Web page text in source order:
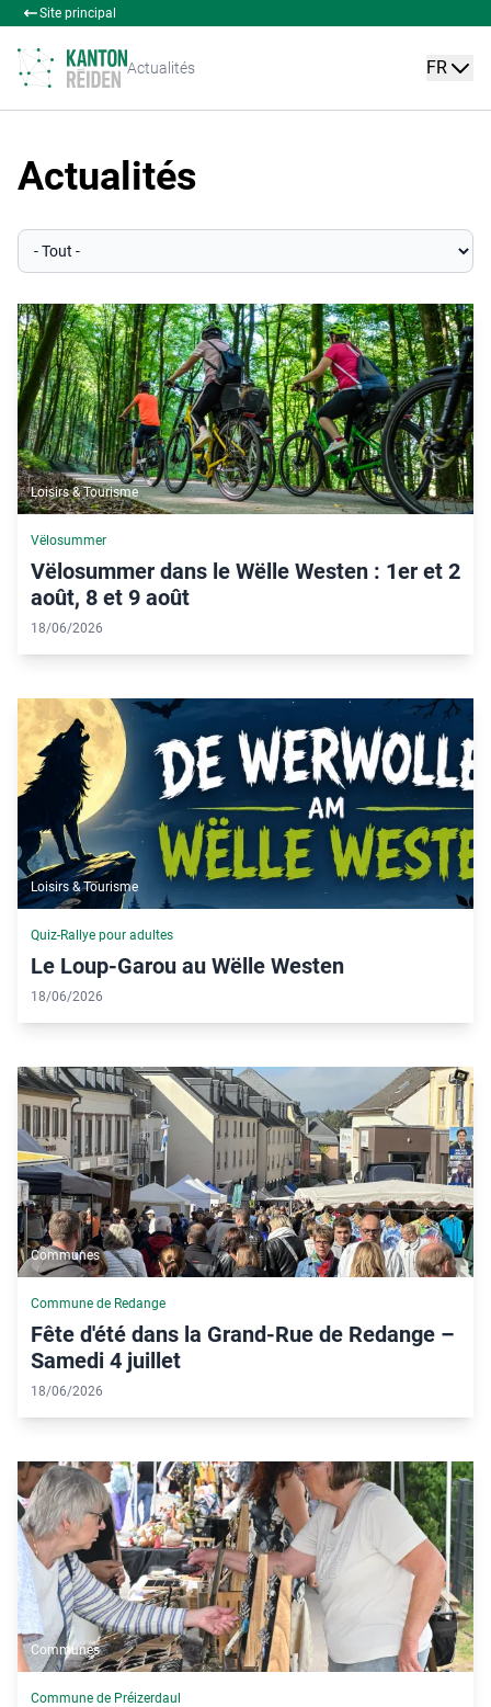
Site principal
Actualités FR
Actualités
Catégorie
Loisirs & Tourisme
Vëlosummer
Vëlosummer dans le Wëlle Westen : 1er et 2
août, 8 et 9 août
18/06/2026
Loisirs & Tourisme
Quiz-Rallye pour adultes
Le Loup-Garou au Wëlle Westen
18/06/2026
Communes
Commune de Redange
Fête d'été dans la Grand-Rue de Redange –
Samedi 4 juillet
18/06/2026
Communes
Commune de Préizerdaul